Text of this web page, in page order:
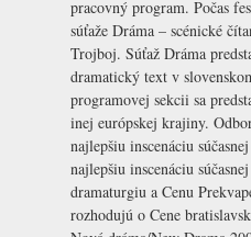
pracovný program. Počas
súťaže Dráma – scénické
Trojboj. Súťaž Dráma
dramatický text v
programovej sekcii sa
inej európskej krajiny.
najlepšiu inscenáciu
najlepšiu inscenáciu
dramaturgiu a Cenu
rozhodujú o Cene